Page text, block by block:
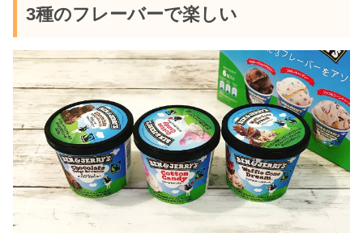
3種のフレーバーで楽しい